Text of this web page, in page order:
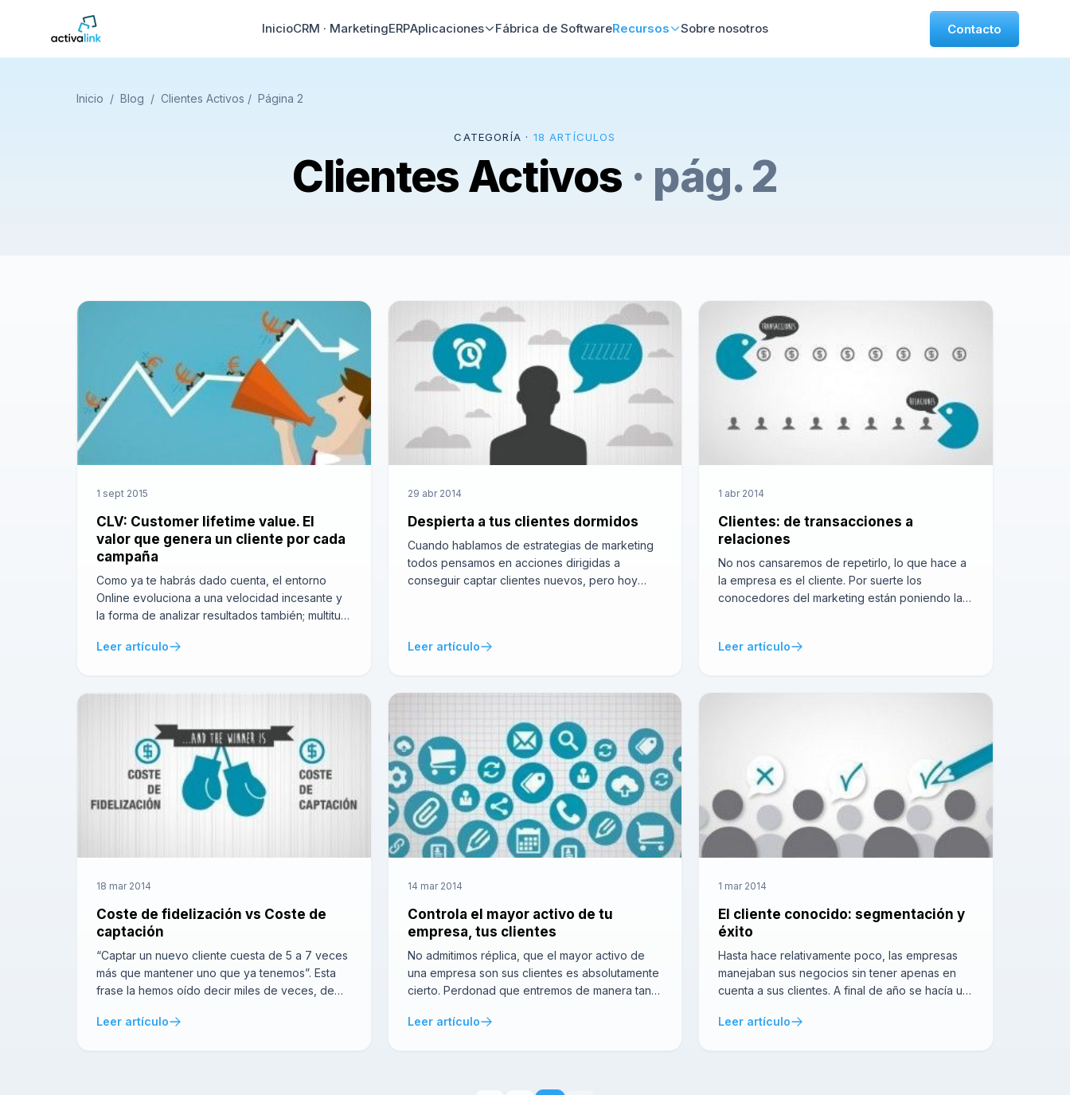
InicioCRM · MarketingERPAplicaciones Fábrica de SoftwareRecursos Sobre nosotros Contacto
Inicio / Blog / Clientes Activos / Página 2
CATEGORÍA · 18 ARTÍCULOS
Clientes Activos · pág. 2
1 sept 2015
CLV: Customer lifetime value. El
valor que genera un cliente por cada
campaña
Como ya te habrás dado cuenta, el entorno
Online evoluciona a una velocidad incesante y
la forma de analizar resultados también; multitud
terminologías que más que en inglés en muchas
Leer artículo
29 abr 2014
Despierta a tus clientes dormidos
Cuando hablamos de estrategias de marketing
todos pensamos en acciones dirigidas a
conseguir captar clientes nuevos, pero hoy
“dormidos”. Con esto no queremos decir que
Leer artículo
1 abr 2014
Clientes: de transacciones a
relaciones
No nos cansaremos de repetirlo, lo que hace a
la empresa es el cliente. Por suerte los
conocedores del marketing están poniendo la
una política más aperturista y que contemple las
Leer artículo
18 mar 2014
Coste de fidelización vs Coste de
captación
“Captar un nuevo cliente cuesta de 5 a 7 veces
más que mantener uno que ya tenemos”. Esta
frase la hemos oído decir miles de veces, de
estás en la universidad. Yo soy de la opinión
Leer artículo
14 mar 2014
Controla el mayor activo de tu
empresa, tus clientes
No admitimos réplica, que el mayor activo de
una empresa son sus clientes es absolutamente
cierto. Perdonad que entremos de manera tan
profundamente. Se pueden ver empresas sin
Leer artículo
1 mar 2014
El cliente conocido: segmentación y
éxito
Hasta hace relativamente poco, las empresas
manejaban sus negocios sin tener apenas en
cuenta a sus clientes. A final de año se hacía un
producto era o no viable. Por suerte, el
Leer artículo